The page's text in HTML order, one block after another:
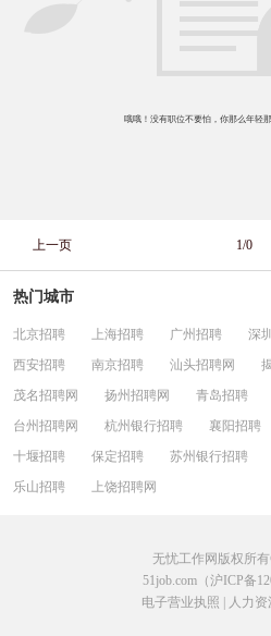
哦哦！没有职位不要怕，你那么年轻
上一页 1/0
热门城市
北京招聘 上海招聘 广州招聘 深
西安招聘
南京招聘 汕头招聘网
茂名招聘网
扬州招聘网 青岛招聘
台州招聘网
杭州银行招聘 襄阳招聘
十堰招聘
保定招聘 苏州银行招聘
乐山招聘
上饶招聘网
无忧工作网版权所
51job.com（沪ICP备
电子营业执照
人力